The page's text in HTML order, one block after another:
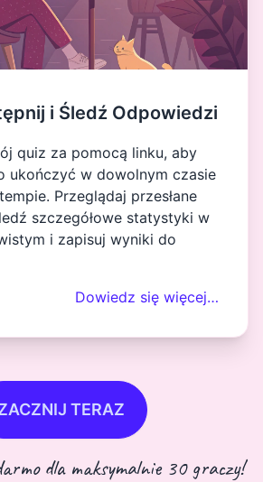
i Śledź Odpowiedzi
quiz za pomocą linku, aby
ukończyć w dowolnym czasie
Przeglądaj przesłane
szczegółowe statystyki w
i zapisuj wyniki do
Dowiedz się więcej…
TERAZ
dla maksymalnie 30 graczy!